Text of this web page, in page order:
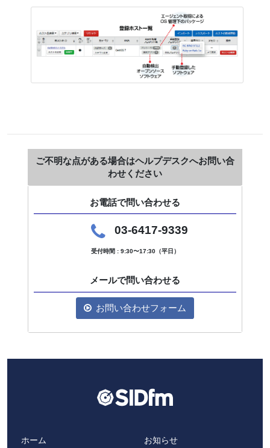
ご不明な点がある場合はヘルプデスクへお問い合
わせください
お電話で問い合わせる
03-6417-9339
受付時間 : 9:30〜17:30（平日）
メールで問い合わせる
お問い合わせフォーム
ホーム お知らせ